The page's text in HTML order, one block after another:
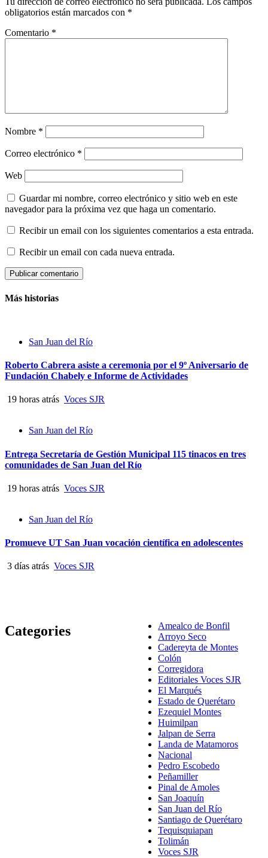
obligatorios están marcados con *
Comentario *
Nombre *
Correo electrónico *
Web
Guardar mi nombre, correo electrónico y sitio web en este
navegador para la próxima vez que haga un comentario.
Recibir un email con los siguientes comentarios a esta entrada.
Recibir un email con cada nueva entrada.
Más historias
San Juan del Río
Roberto Cabrera asiste a ceremonia por el 9º Aniversario de
Fundación Chabely e Informe de Actividades
19 horas atrás Voces SJR
San Juan del Río
Entrega Secretaría de Gestión Municipal 115 tinacos en tres
comunidades de San Juan del Río
19 horas atrás Voces SJR
San Juan del Río
Promueve UT San Juan vocación científica en adolescentes
3 días atrás Voces SJR
Categories
Amealco de Bonfil
Arroyo Seco
Cadereyta de Montes
Colón
Corregidora
Editoriales Voces SJR
El Marqués
Estado de Querétaro
Ezequiel Montes
Huimilpan
Jalpan de Serra
Landa de Matamoros
Nacional
Pedro Escobedo
Peñamiller
Pinal de Amoles
San Joaquín
San Juan del Río
Santiago de Querétaro
Tequisquiapan
Tolimán
Voces SJR